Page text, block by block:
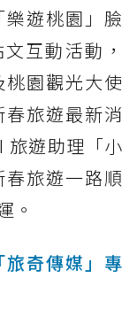
遊桃園」臉
互動活動，
園觀光大使
旅遊最新消
旅遊助理「小
旅遊一路順
。
奇傳媒」專